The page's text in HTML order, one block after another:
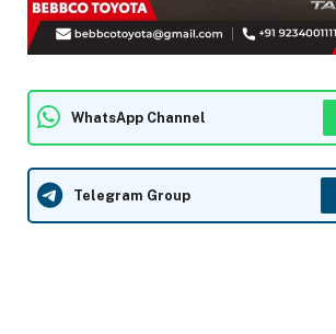
WhatsApp Channel
Telegram Group